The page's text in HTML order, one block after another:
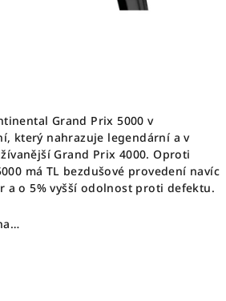
Grand Prix 5000 v
který nahrazuje legendární a v
Grand Prix 4000. Oproti
má TL bezdušové provedení navíc
a o 5% vyšší odolnost proti defektu.